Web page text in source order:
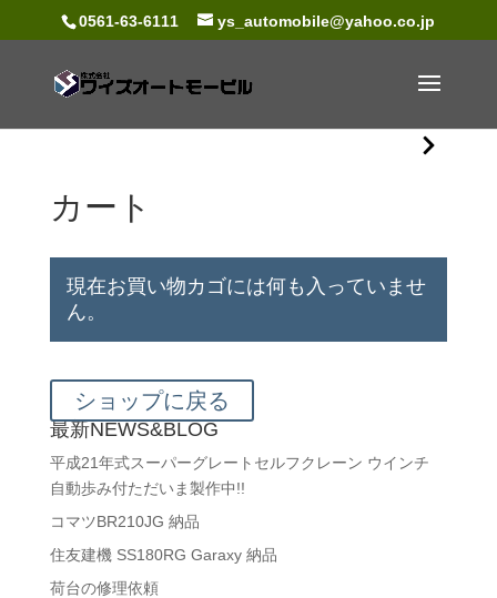
0561-63-6111 ys_automobile@yahoo.co.jp
カート
現在お買い物カゴには何も入っていませ
ん。
ショップに戻る
最新NEWS&BLOG
平成21年式スーパーグレートセルフクレーン ウインチ
自動歩み付ただいま製作中!!
コマツBR210JG 納品
住友建機 SS180RG Garaxy 納品
荷台の修理依頼